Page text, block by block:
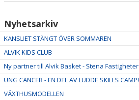
Nyhetsarkiv
KANSLIET STÄNGT ÖVER SOMMAREN
ALVIK KIDS CLUB
Ny partner till Alvik Basket - Stena Fastigheter
UNG CANCER - EN DEL AV LUDDE SKILLS CAMP!
VÄXTHUSMODELLEN